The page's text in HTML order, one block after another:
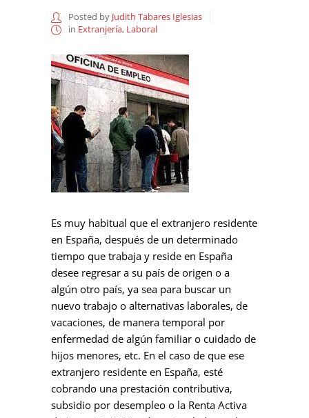
Posted by Judith Tabares Iglesias
in Extranjería, Laboral
Es muy habitual que el extranjero residente
en España, después de un determinado
tiempo que trabaja y reside en España
desee regresar a su país de origen o a
algún otro país, ya sea para buscar un
nuevo trabajo o alternativas laborales, de
vacaciones, de manera temporal por
enfermedad de algún familiar o cuidado de
hijos menores, etc. En el caso de que ese
extranjero residente en España, esté
cobrando una prestación contributiva,
subsidio por desempleo o la Renta Activa